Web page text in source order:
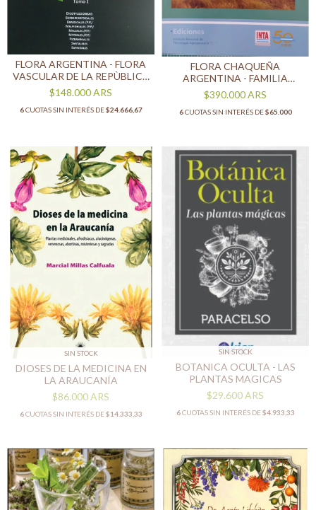
FLORA ARGENTINA - FLORA
VASCULAR DE LA REPÙBLICA
ARGENTINA - VOL 18 - TOMO
I
$148.000ARS
6CUOTAS SIN INTERÉS DE$24.666,67
FLORA CHAQUEÑA
ARGENTINA - FAMILIA
GRAMINEAS - FORMOSA,
CHACO Y SANTIAGO DEL
ESTERO - ULTIMO EJEMPLAR
$390.000ARS
6CUOTAS SIN INTERÉS DE$65.000
SIN STOCK
DIOSES DE LA MEDICINA EN
LA ARAUCANÍA
$86.000ARS
6CUOTAS SIN INTERÉS DE$14.333,33
SIN STOCK
BOTANICA OCULTA - LAS
PLANTAS MAGICAS
$29.600ARS
6CUOTAS SIN INTERÉS DE$4.933,33